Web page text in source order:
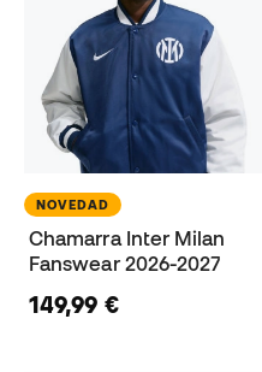
NOVEDAD
Chamarra Inter Milan
Fanswear 2026-2027
149,99 €